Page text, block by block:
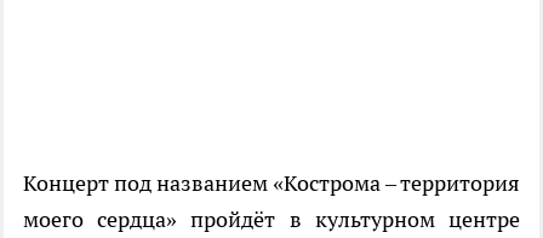
Концерт под названием «Кострома – территория
моего сердца» пройдёт в культурном центре